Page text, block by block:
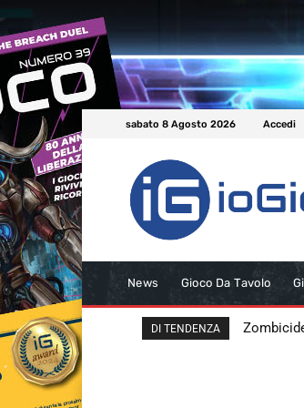
sabato 8 Agosto 2026 Accedi
News Gioco Da Tavolo
DI TENDENZA